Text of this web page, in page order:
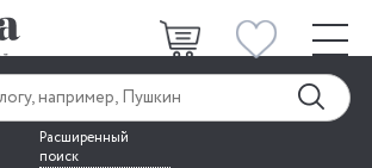
Расширенный
поиск